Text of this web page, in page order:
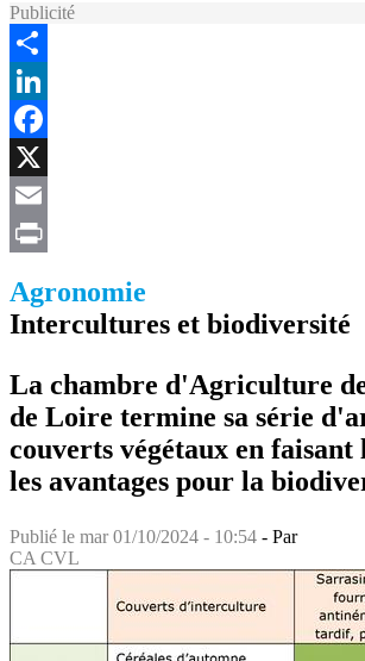
Publicité
Share
LinkedIn
Facebook
X
Email
Agronomie
Intercultures et biodiversité
La chambre d'Agriculture
de Loire termine sa série
couverts végétaux en
les avantages pour la
Publié le mar 01/10/2024 - 10:54 - Par
CA CVL